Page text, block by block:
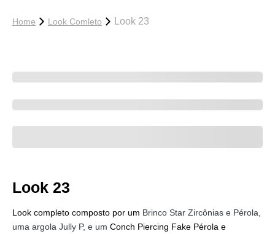
Home Look Comleto Look 23
Look 23
Look completo composto por um Brinco Star Zircônias e Pérola,
uma argola Jully P, e um Conch Piercing Fake Pérola e